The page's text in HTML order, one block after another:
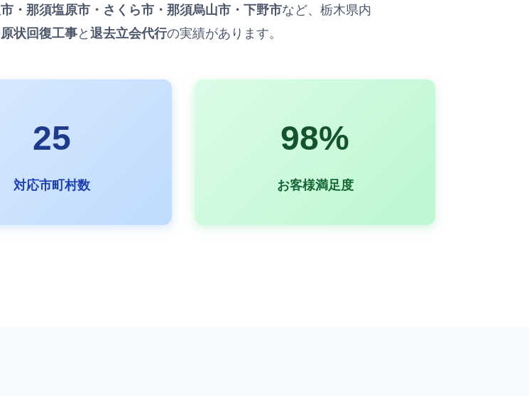
・那須塩原市・さくら市・那須烏山市・下野市など、栃木県内
原状回復工事と 退去立会代行の実績があります。
25
対応市町村数
98%
お客様満足度